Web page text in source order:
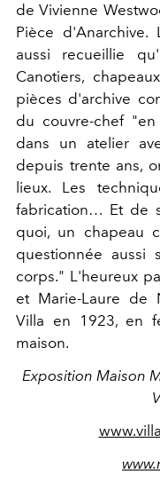
de Vivienne
Pièce d'Anarchive.
aussi recueillie
Canotiers,
pièces d'archive
du couvre-chef
dans un atelier
depuis trente ans,
lieux. Les
fabrication… Et de
quoi, un chapeau
questionnée
corps." L'heureux
et Marie-Laure de
Villa en 1923, en
maison.
Exposition Maison